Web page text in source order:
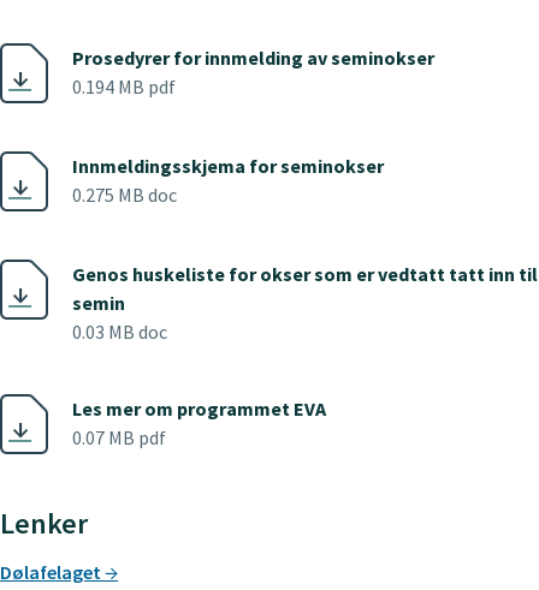
Prosedyrer for innmelding av seminokser
0.194 MB pdf
Innmeldingsskjema for seminokser
0.275 MB doc
Genos huskeliste for okser som er vedtatt tatt inn til
semin
0.03 MB doc
Les mer om programmet EVA
0.07 MB pdf
Lenker
Dølafelaget